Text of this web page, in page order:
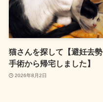
猫さんを探して【避妊去勢
手術から帰宅しました】
2026年8月2日